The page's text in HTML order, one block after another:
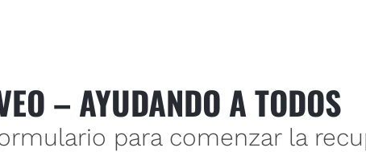
– AYUDANDO A TODOS
para comenzar la